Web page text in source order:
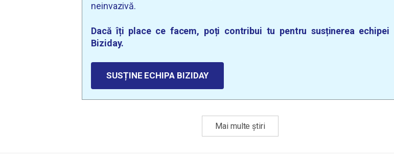
neinvazivă.
Dacă îți place ce facem, poți contribui tu pentru susținerea echipei
Biziday.
SUSȚINE ECHIPA BIZIDAY
Mai multe știri